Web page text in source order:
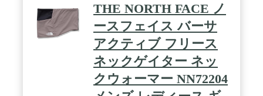
THE NORTH FACE ノ
ースフェイス バーサ
アクティブ フリース
ネックゲイター ネッ
クウォーマー NN72204